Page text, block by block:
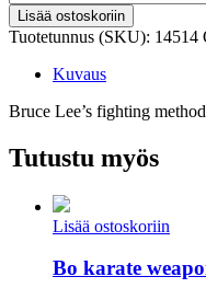
Lee's
fighting
method
self-
defence
määrä
Lisää ostoskoriin
Tuotetunnus (SKU): 14514
Kuvaus
Bruce Lee’s fighting
Tutustu myös
Lisää ostoskoriin
Bo karate